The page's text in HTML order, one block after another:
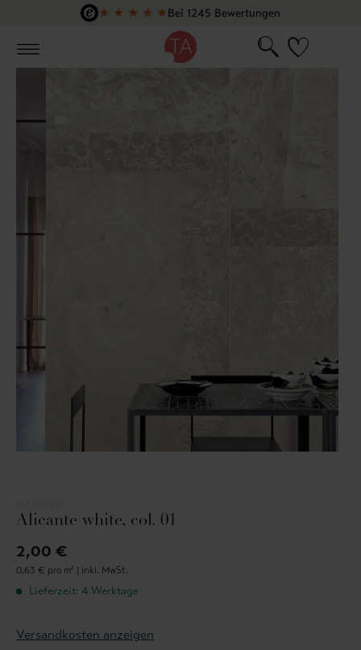
Zum Hauptinhalt springen
★ ★ ★ ★ ★Bei 1245 Bewertungen
Alicante white, col. 01
2,00 €
0,63 € pro m² | inkl. MwSt.
Lieferzeit: 4 Werktage
Versandkosten anzeigen